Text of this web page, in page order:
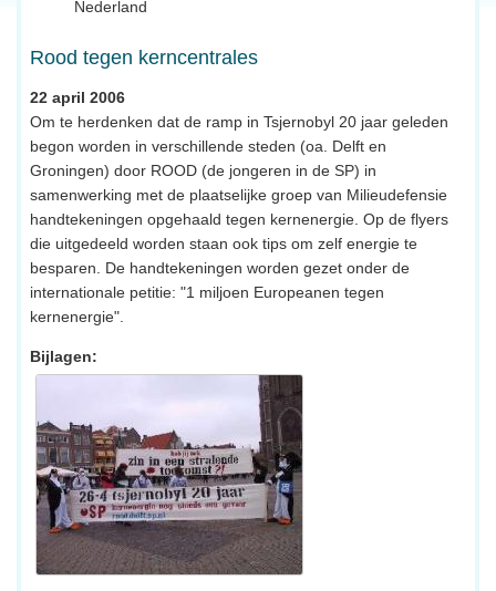
Nederland
Rood tegen kerncentrales
22 april 2006
Om te herdenken dat de ramp in Tsjernobyl 20 jaar geleden
begon worden in verschillende steden (oa. Delft en
Groningen) door ROOD (de jongeren in de SP) in
samenwerking met de plaatselijke groep van Milieudefensie
handtekeningen opgehaald tegen kernenergie. Op de flyers
die uitgedeeld worden staan ook tips om zelf energie te
besparen. De handtekeningen worden gezet onder de
internationale petitie: "1 miljoen Europeanen tegen
kernenergie".
Bijlagen: